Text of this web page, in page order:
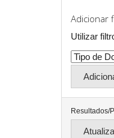
Adicionar
Utilizar
Resultados/